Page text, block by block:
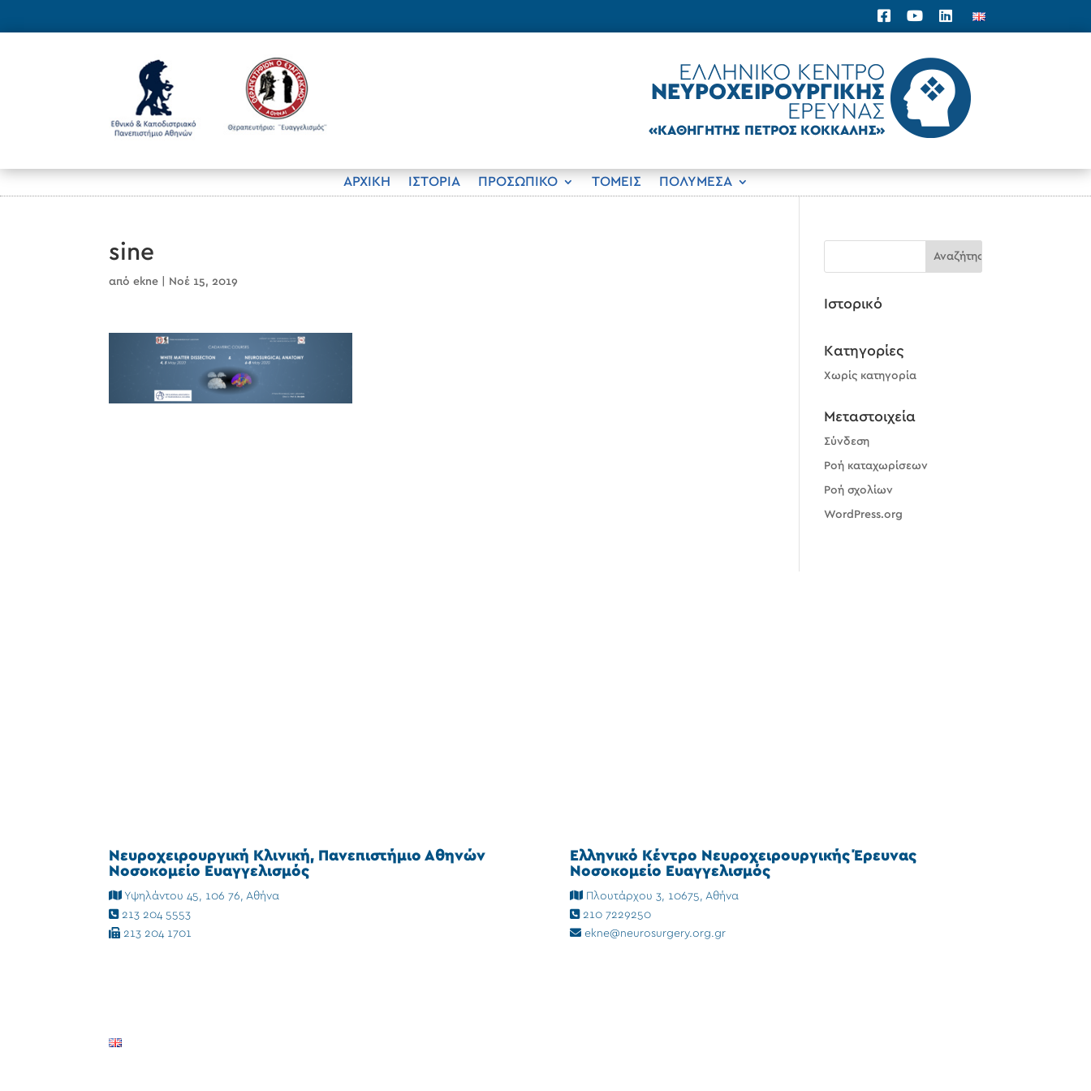
ΑΡΧΙΚΗ ΙΣΤΟΡΊΑ ΠΡΟΣΩΠΙΚΟ ΤΟΜΕΊΣ ΠΟΛΥΜΈΣΑ
sine
απόekne Νοέ 15, 2019
Ιστορικό
Kατηγορίες
Χωρίς κατηγορία
Μεταστοιχεία
Σύνδεση
Ροή καταχωρίσεων
Ροή σχολίων
WordPress.org
Νευροχειρουργική Κλινική, Πανεπιστήμιο Αθηνών
Νοσοκομείο Ευαγγελισμός
Υψηλάντου 45, 106 76, Αθήνα
213 204 5553
213 204 1701
Ελληνικό Κέντρο Νευροχειρουργικής Έρευνας
Νοσοκομείο Ευαγγελισμός
Πλουτάρχου 3, 10675, Αθήνα
210 7229250
ekne@neurosurgery.org.gr